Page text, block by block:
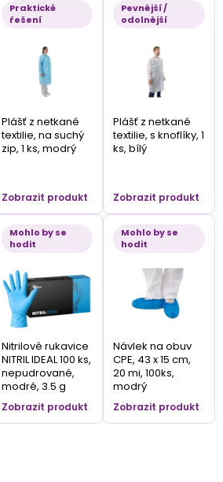
Praktické
řešení
Plášť z netkané
textilie, na suchý
zip, 1 ks, modrý
Zobrazit produkt
Pevnější /
odolnější
Plášť z netkané
textilie, s knoflíky, 1
ks, bílý
Zobrazit produkt
Mohlo by se
hodit
Nitrilové rukavice
NITRIL IDEAL 100 ks,
nepudrované,
modré, 3.5 g
Zobrazit produkt
Mohlo by se
hodit
Návlek na obuv
CPE, 43 x 15 cm,
20 mi, 100ks,
modrý
Zobrazit produkt